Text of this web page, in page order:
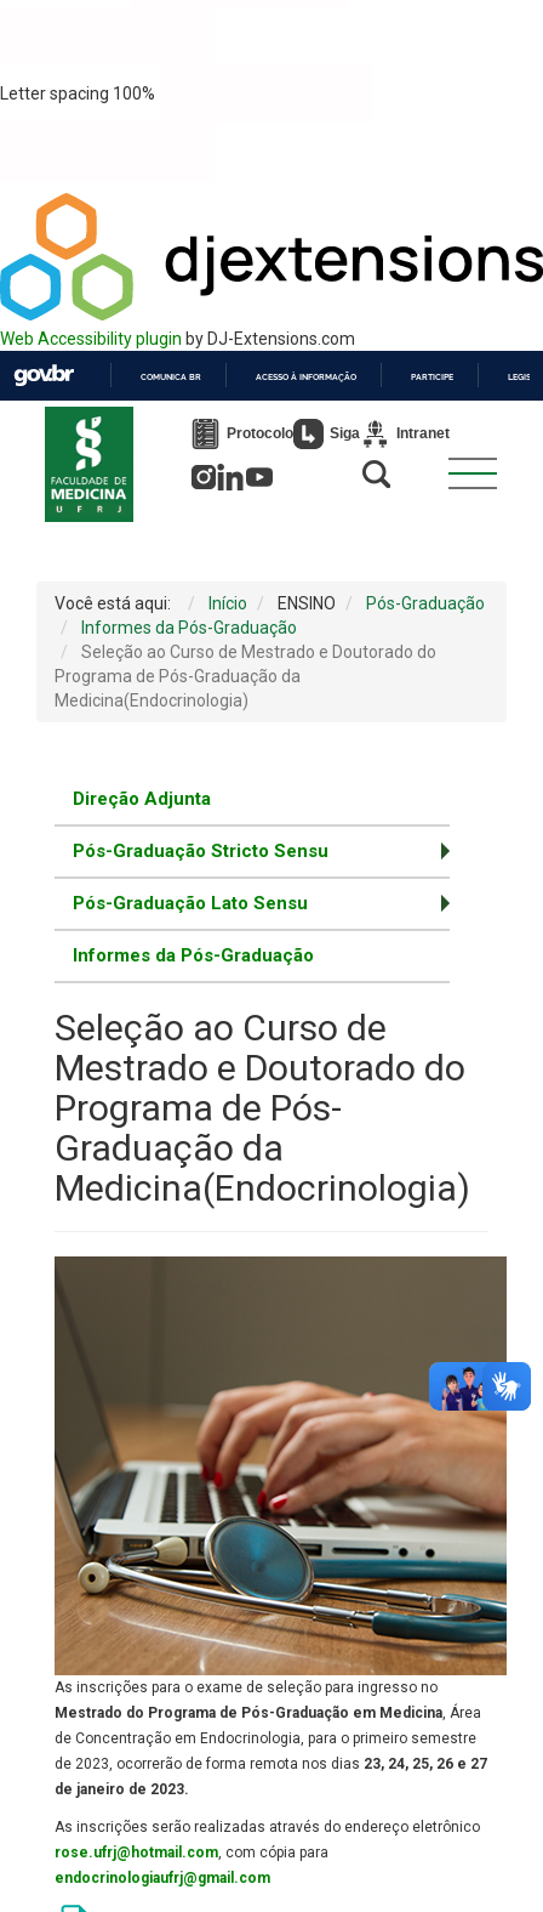
Letter spacing 100%
Web Accessibility plugin by DJ-Extensions.com
PARA
COMUNICA BR ACESSO À INFORMAÇÃO PARTICIPE
Protocolo Siga Intranet
Você está aqui: Início ENSINO
Pós-Graduação
Informes da Pós-Graduação
Seleção ao Curso de Mestrado e Doutorado do
Programa de Pós-Graduação da
Medicina(Endocrinologia)
Direção Adjunta
Pós-Graduação Stricto Sensu
Pós-Graduação Lato Sensu
Informes da Pós-Graduação
Seleção ao Curso de
Mestrado e Doutorado do
Programa de Pós-
Graduação da
Medicina(Endocrinologia)
As inscrições para o exame de seleção para ingresso no
Mestrado do Programa de Pós-Graduação em Medicina, Área
de Concentração em Endocrinologia, para o primeiro semestre
de 2023, ocorrerão de forma remota nos dias 23, 24, 25, 26 e 27
de janeiro de 2023.
As inscrições serão realizadas através do endereço eletrônico
rose.ufrj@hotmail.com, com cópia para
endocrinologiaufrj@gmail.com